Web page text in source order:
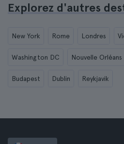
Explorez d'autres
New York Rome Londres
Washington DC Nouvelle Orléans
Budapest Dublin Reykjavik